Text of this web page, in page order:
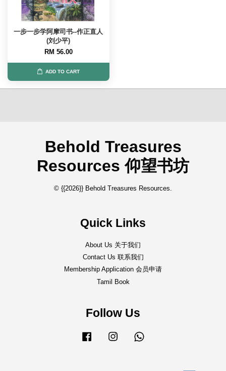
一步一步学阿摩司书--作正直人
(刘少平)
RM 56.00
ADD TO CART
Behold Treasures
Resources 仰望书坊
© {{2026}} Behold Treasures Resources.
Quick Links
About Us 关于我们
Contact Us 联系我们
Membership Application 会员申请
Tamil Book
Follow Us
Facebook Instagram